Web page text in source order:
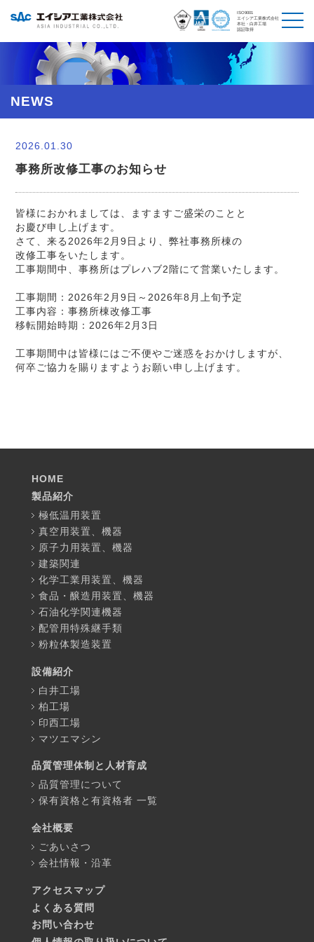
ISO9001
エイシア工業株式会社
本社・白井工場
認証取得
NEWS
2026.01.30
事務所改修工事のお知らせ
皆様におかれましては、ますますご盛栄のことと
お慶び申し上げます。
さて、来る2026年2月9日より、弊社事務所棟の
改修工事をいたします。
工事期間中、事務所はプレハブ2階にて営業いたします。
工事期間：2026年2月9日～2026年8月上旬予定
工事内容：事務所棟改修工事
移転開始時期：2026年2月3日
工事期間中は皆様にはご不便やご迷惑をおかけしますが、
何卒ご協力を賜りますようお願い申し上げます。
HOME
製品紹介
極低温用装置
真空用装置、機器
原子力用装置、機器
建築関連
化学工業用装置、機器
食品・醸造用装置、機器
石油化学関連機器
配管用特殊継手類
粉粒体製造装置
設備紹介
白井工場
柏工場
印西工場
マツエマシン
品質管理体制と人材育成
品質管理について
保有資格と有資格者 一覧
会社概要
ごあいさつ
会社情報・沿革
アクセスマップ
よくある質問
お問い合わせ